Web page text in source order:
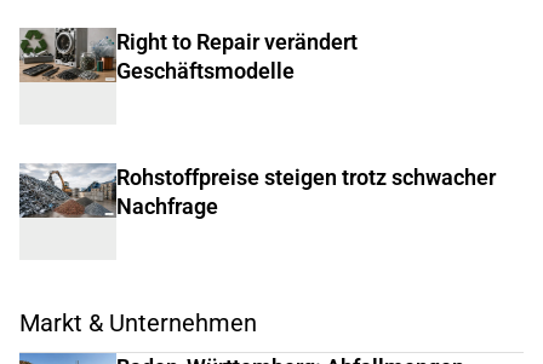
Right to Repair verändert
Geschäftsmodelle
Rohstoffpreise steigen trotz schwacher
Nachfrage
Markt & Unternehmen